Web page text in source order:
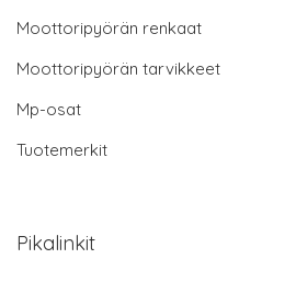
Moottoripyörän renkaat
Moottoripyörän tarvikkeet
Mp-osat
Tuotemerkit
Pikalinkit